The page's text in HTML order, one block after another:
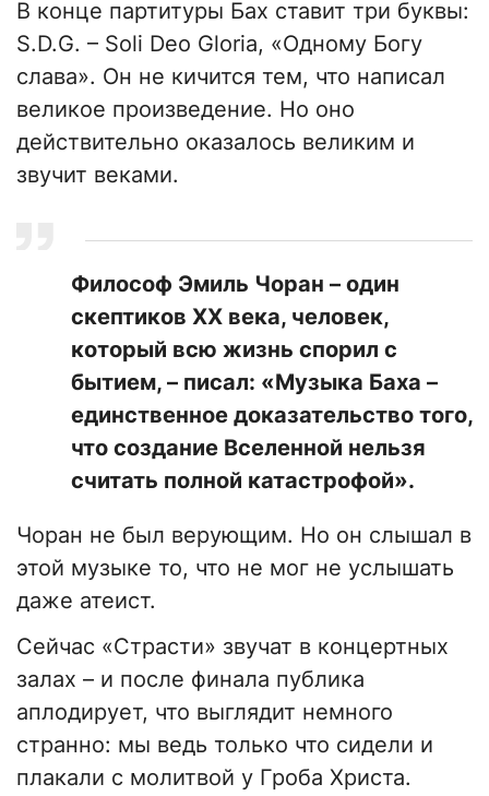
В конце партитуры Бах ставит три буквы:
S.D.G. – Soli Deo Gloria, «Одному Богу
слава». Он не кичится тем, что написал
великое произведение. Но оно
действительно оказалось великим и
звучит веками.
Философ Эмиль Чоран – один
скептиков XX века, человек,
который всю жизнь спорил с
бытием, – писал: «Музыка Баха –
единственное доказательство того,
что создание Вселенной нельзя
считать полной катастрофой».
Чоран не был верующим. Но он слышал в
этой музыке то, что не мог не услышать
даже атеист.
Сейчас «Страсти» звучат в концертных
залах – и после финала публика
аплодирует, что выглядит немного
странно: мы ведь только что сидели и
плакали с молитвой у Гроба Христа.